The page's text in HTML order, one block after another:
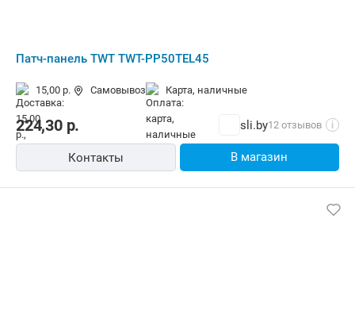
Патч-панель TWT TWT-PP50TEL45
15,00 р. Самовывоз карта, наличные
224,30р. sli.by12 отзывов i
Контакты В магазин